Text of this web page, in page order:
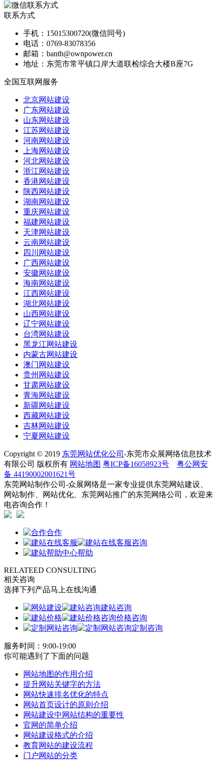
联系方式
手机： 15015300720(微信同号)
电话： 0769-83078356
邮箱： banth@ownpower.cn
地址： 东莞市常平镇口岸大道联检综合大楼B座7G
全国互联网服务
北京网站建设
广东网站建设
山东网站建设
江苏网站建设
河南网站建设
上海网站建设
河北网站建设
浙江网站建设
香港网站建设
陕西网站建设
湖南网站建设
重庆网站建设
福建网站建设
天津网站建设
云南网站建设
四川网站建设
广西网站建设
安徽网站建设
海南网站建设
江西网站建设
湖北网站建设
山西网站建设
辽宁网站建设
台湾网站建设
黑龙江网站建设
内蒙古网站建设
澳门网站建设
贵州网站建设
甘肃网站建设
青海网站建设
新疆网站建设
西藏网站建设
吉林网站建设
宁夏网站建设
Copyright © 2019 东莞网站优化公司 -东莞市众展网络信息技术
有限公司 版权所有 网站地图 粤ICP备16058923号
粤公网安
备 44190002001621号
东莞网站制作公司-众展网络是一家专业提供东莞网站建设、
网站制作、网站优化、东莞网站推广的东莞网络公司，欢迎来
电咨询合作！
合作
咨询
帮助
RELATEED CONSULTING
相关咨询
选择下列产品马上在线沟通
建站咨询
价格咨询
定制咨询
服务时间：9:00-19:00
你可能遇到了下面的问题
网站地图的作用介绍
提升网站关键字的方法
网站快速排名优化的特点
网站首页设计的原则介绍
网站建设中网站结构的重要性
官网的简单介绍
网站建设格式的介绍
教育网站的建设流程
门户网站的分类